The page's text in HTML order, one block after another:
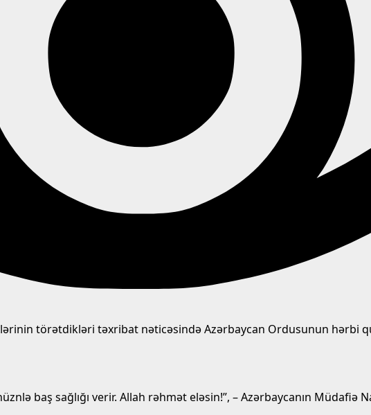
törətdikləri təxribat nəticəsində Azərbaycan Ordusunun hərbi
baş sağlığı verir. Allah rəhmət eləsin!”, – Azərbaycanın Müdafiə